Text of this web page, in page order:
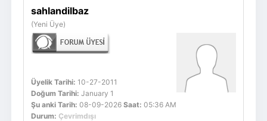
sahlandilbaz
(Yeni Üye)
Üyelik Tarihi: 10-27-2011
Doğum Tarihi: January 1
Şu anki Tarih: 08-09-2026 Saat: 05:36 AM
Durum: Çevrimdışı